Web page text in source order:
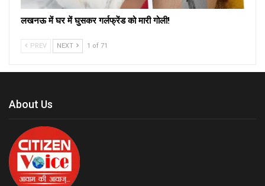
लखनऊ में घर में घुसकर गर्लफ्रेंड को मारी गोली!
PREV NEXT 1 of 71
About Us